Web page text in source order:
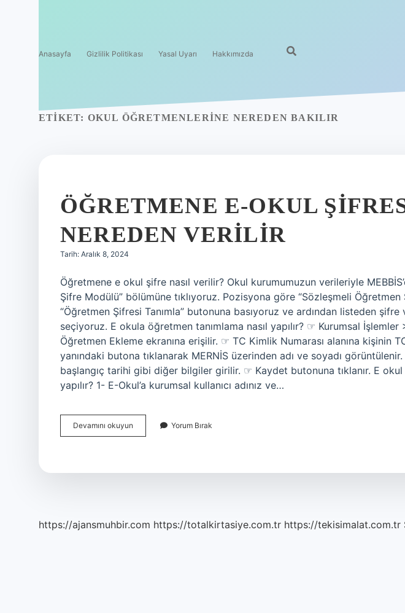
Anasayfa Gizlilik Politikası Yasal Uyarı Hakkımızda
ETIKET: OKUL ÖĞRETMENLERINE NEREDEN BAKILIR
ÖĞRETMENE E-OKUL
NEREDEN VERILIR
Tarih: Aralık 8, 2024
Öğretmene e okul şifre nasıl verilir? Okul kurumumuzun verileriyle
Şifre Modülü” bölümüne tıklıyoruz. Pozisyona göre “Sözleşmeli Öğretmen
“Öğretmen Şifresi Tanımla” butonuna basıyoruz ve ardından listeden
seçiyoruz. E okula öğretmen tanımlama nasıl yapılır? ☞ Kurumsal
Öğretmen Ekleme ekranına erişilir. ☞ TC Kimlik Numarası alanına kişinin
yanındaki butona tıklanarak MERNİS üzerinden adı ve soyadı
başlangıç ​​tarihi gibi diğer bilgiler girilir. ☞ Kaydet butonuna tıklanır. E
yapılır? 1- E-Okul’a kurumsal kullanıcı adınız ve…
Devamını okuyun Öğretmene
E-
Yorum Bırak
https://ajansmuhbir.com https://totalkirtasiye.com.tr https://tekisimalat.com.tr